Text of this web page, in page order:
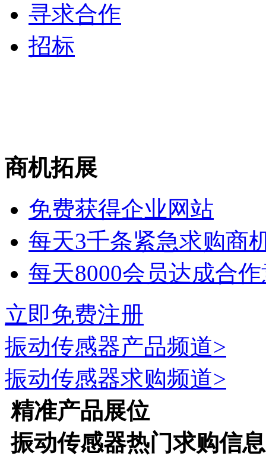
寻求合作
招标
商机拓展
免费获得企业网站
每天3千条紧急求购商
每天8000会员达成合
立即免费注册
振动传感器产品频道>
振动传感器求购频道>
精准产品展位
振动传感器热门求购信息